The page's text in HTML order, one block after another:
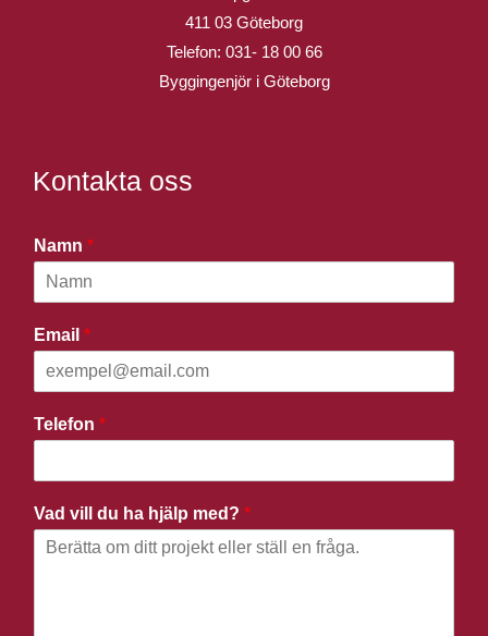
411 03 Göteborg
Telefon: 031- 18 00 66
Byggingenjör i Göteborg
Kontakta oss
Namn *
Email *
Telefon *
Vad vill du ha hjälp med? *